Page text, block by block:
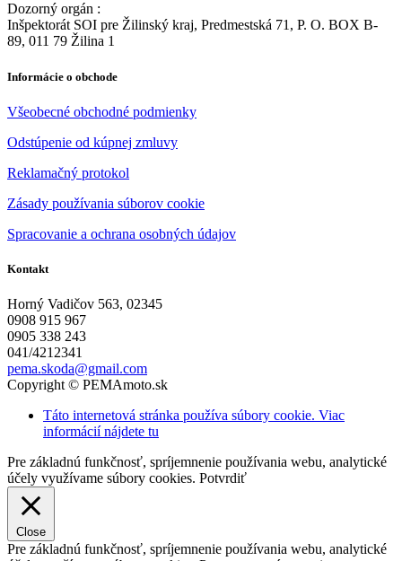
Dozorný orgán :
Inšpektorát SOI pre Žilinský kraj, Predmestská 71, P. O. BOX B-
89, 011 79 Žilina 1
Informácie o obchode
Všeobecné obchodné podmienky
Odstúpenie od kúpnej zmluvy
Reklamačný protokol
Zásady používania súborov cookie
Spracovanie a ochrana osobných údajov
Kontakt
Horný Vadičov 563, 02345
0908 915 967
0905 338 243
041/4212341
pema.skoda@gmail.com
Copyright © PEMAmoto.sk
Táto internetová stránka používa súbory cookie. Viac
informácií nájdete tu
Pre základnú funkčnosť, spríjemnenie používania webu, analytické
účely využívame súbory cookies. Potvrdiť
Close
Pre základnú funkčnosť, spríjemnenie používania webu, analytické